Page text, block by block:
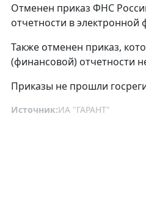
Отменен приказ ФНС
отчетности в
Также отменен приказ,
(финансовой) отчетности
Приказы не прошли
Источник:ИА "ГАРАНТ"